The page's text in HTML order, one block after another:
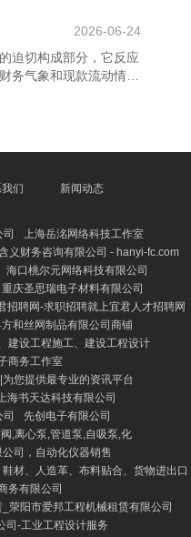
集营销组合的中枢，
，包括其功能、质地、
华者购
2026-06-24
迫切构成部分，它反应
务气象和现款流动情
业进行里面惩办、外部
要网罗好意思满的财
派印务有限公司场部-
们 新闻动态
司
上海岳洺网络科技工作室
义财务咨询有限公司 - hanyi-fc.com
海口桃尔元网络科技有限公司
重庆圣思瑞电子材料有限公司
招聘网-求职招聘就上宜君人才招聘网
和丝网制品有限公司商铺
建设工程施工、建设工程设计
商务工作室
您提供最专业的资讯平台
上海书天达科技有限公司
司
先创电子有限公司
,离心泵,管道泵,自吸泵,化
司，自动化仪器销售
材、人造革、布料贴合、货物进出口
务有限公司
荥阳市爱邦工程机械租赁有限公司
司-工业工程设计服务